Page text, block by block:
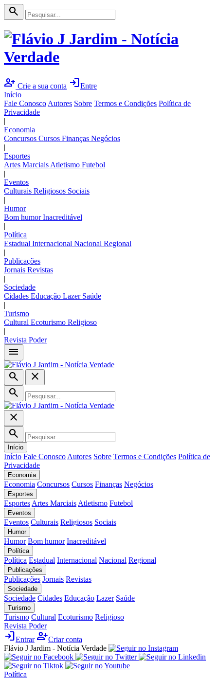
search
person_add Crie a sua conta loginEntre
Início
Fale Conosco Autores Sobre Termos e Condições Política de
Privacidade
|
Economia
Concursos Cursos Finanças Negócios
|
Esportes
Artes Marciais Atletismo Futebol
|
Eventos
Culturais Religiosos Sociais
|
Humor
Bom humorInacreditável
|
Política
Estadual Internacional Nacional Regional
|
Publicações
Jornais Revistas
|
Sociedade
Cidades Educação Lazer Saúde
|
Turismo
Cultural Ecoturismo Religioso
|
Revista Poder
menu
search
close
search
close
search
Início
Início Fale Conosco Autores Sobre Termos e Condições Política de
Privacidade
Economia
Economia Concursos Cursos Finanças Negócios
Esportes
Esportes Artes Marciais Atletismo Futebol
Eventos
Eventos Culturais Religiosos Sociais
Humor
Humor Bom humor Inacreditável
Política
Política Estadual Internacional Nacional Regional
Publicações
Publicações Jornais Revistas
Sociedade
Sociedade Cidades Educação Lazer Saúde
Turismo
Turismo Cultural Ecoturismo Religioso
Revista Poder
loginEntrar person_addCriar conta
Flávio J Jardim - Notícia Verdade
Política